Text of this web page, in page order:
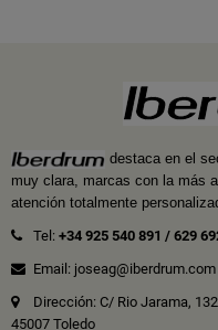
destaca en el
muy clara, marcas con la más
atención totalmente
Tel: +34 925 540 891 / 629
Email: joseag@iberdrum.com
Dirección: C/ Rio Jarama,
45007 Toledo